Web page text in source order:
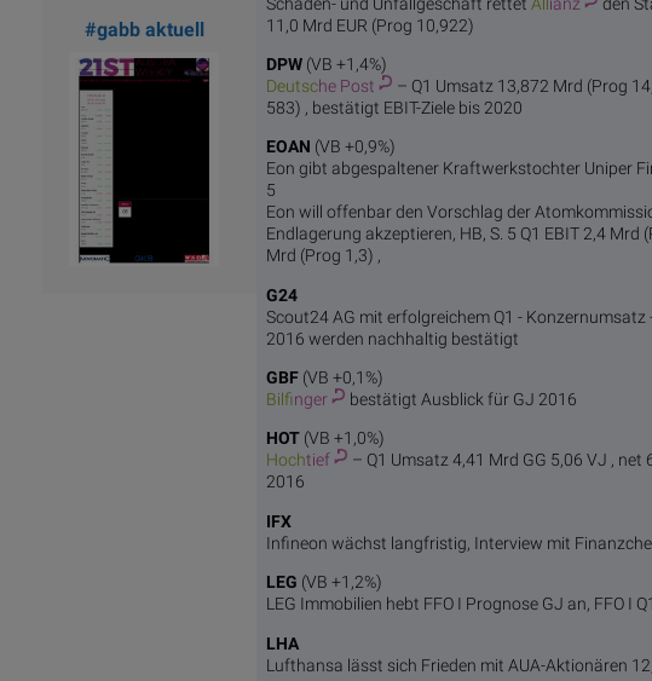
#gabb aktuell
11,0 Mrd EUR (Prog 10,922)
DPW(VB +1,4%)
Deutsche Post
– Q1 Umsatz 13,872 Mrd (Prog
583) , bestätigt EBIT-Ziele bis 2020
EOAN (VB +0,9%)
Eon gibt abgespaltener Kraftwerkstochter Uniper
5
Eon will offenbar den Vorschlag der
Endlagerung akzeptieren, HB, S. 5 Q1 EBIT 2,4 Mrd
Mrd (Prog 1,3) ,
G24
Scout24 AG mit erfolgreichem Q1 - Konzernumsatz
2016 werden nachhaltig bestätigt
GBF(VB +0,1%)
Bilfinger bestätigt Ausblick für GJ 2016
HOT(VB +1,0%)
Hochtief
– Q1 Umsatz 4,41 Mrd GG 5,06 VJ ,
2016
IFX
Infineon wächst langfristig, Interview mit
LEG (VB +1,2%)
LEG Immobilien hebt FFO I Prognose GJ an, FFO I
LHA
Lufthansa lässt sich Frieden mit AUA-Aktionären